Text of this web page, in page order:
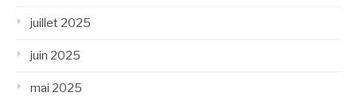
juillet 2025
juin 2025
mai 2025